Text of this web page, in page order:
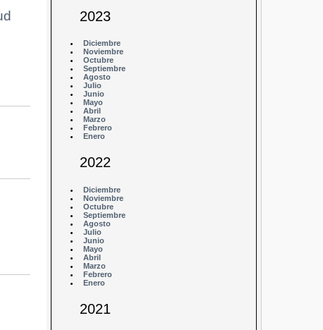
2023
Diciembre
Noviembre
Octubre
Septiembre
Agosto
Julio
Junio
Mayo
Abril
Marzo
Febrero
Enero
2022
Diciembre
Noviembre
Octubre
Septiembre
Agosto
Julio
Junio
Mayo
Abril
Marzo
Febrero
Enero
2021